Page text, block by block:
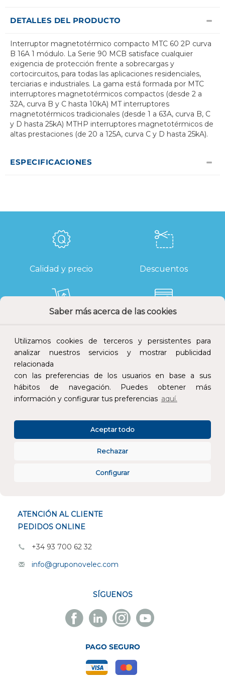
Saber más acerca de las cookies
Utilizamos cookies de terceros y persistentes para
analizar nuestros servicios y mostrar publicidad
relacionada
con las preferencias de los usuarios en base a sus
hábitos de navegación. Puedes obtener más
información y configurar tus preferencias aquí.
Configurar
Rechazar
Aceptar todo
DETALLES DEL PRODUCTO
Interruptor magnetotérmico compacto MTC 60 2P curva
B 16A 1 módulo. La Serie 90 MCB satisface cualquier
exigencia de protección frente a sobrecargas y
cortocircuitos, para todas las aplicaciones residenciales,
terciarias e industriales. La gama está formada por MTC
interruptores magnetotérmicos compactos (desde 2 a
32A, curva B y C hasta 10kA) MT interruptores
magnetotérmicos tradicionales (desde 1 a 63A, curva B, C
y D hasta 25kA) MTHP interruptores magnetotérmicos de
altas prestaciones (de 20 a 125A, curva C y D hasta 25kA).
ESPECIFICACIONES
Calidad y precio Descuentos
Atención al cliente
ATENCIÓN AL CLIENTE
PEDIDOS ONLINE
+34 93 700 62 32
info@gruponovelec.com
SÍGUENOS
Facebook
Novelec
Linkedin
Novelec
Instagram
Novelec
Youtube
Novelec
PAGO SEGURO